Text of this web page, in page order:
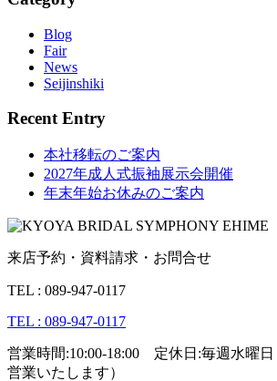
Blog
Fair
News
Seijinshiki
Recent Entry
本社移転のご案内
2027年成人式振袖展示会開催
年末年始お休みのご案内
来店予約・資料請求・お問合せ
TEL : 089-947-0117
TEL : 089-947-0117
営業時間:10:00-18:00 定休日:毎週水曜
営業いたします）